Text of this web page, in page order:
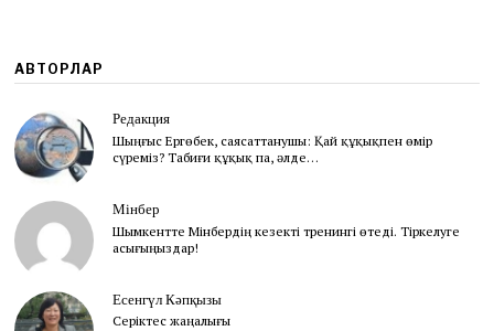
АВТОРЛАР
Редакция
Шыңғыс Ергөбек, cаясаттанушы: Қай құқықпен өмір
сүреміз? Табиғи құқық па, әлде…
Мінбер
Шымкентте Мінбердің кезекті тренингі өтеді. Тіркелуге
асығыңыздар!
Есенгүл Кәпқызы
Серіктес жаңалығы